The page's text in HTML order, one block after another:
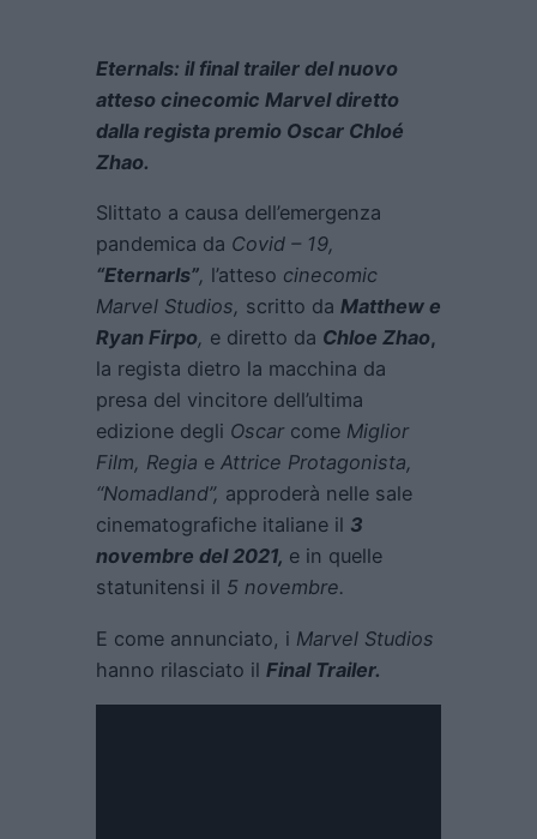
Eternals: il final trailer del nuovo
atteso cinecomic Marvel diretto
dalla regista premio Oscar Chloé
Zhao.
Slittato a causa dell’emergenza
pandemica da Covid – 19,
“Eternarls”, l’atteso cinecomic
Marvel Studios, scritto da Matthew e
Ryan Firpo, e diretto da Chloe Zhao,
la regista dietro la macchina da
presa del vincitore dell’ultima
edizione degli Oscarcome Miglior
Film, Regia e Attrice Protagonista,
“Nomadland”, approderà nelle sale
cinematografiche italiane il 3
novembre del 2021, e in quelle
statunitensi il 5 novembre.
E come annunciato, i Marvel Studios
hanno rilasciato il Final Trailer.